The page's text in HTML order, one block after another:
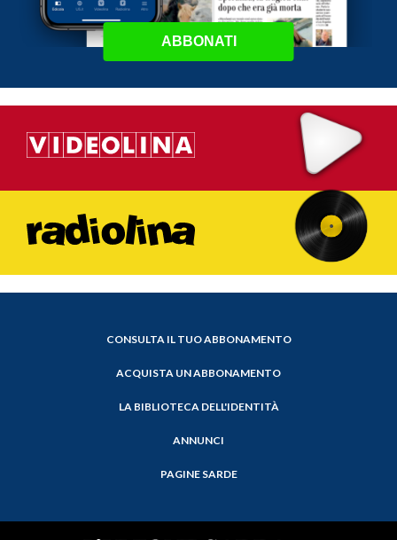
ABBONATI
CONSULTA IL TUO ABBONAMENTO
ACQUISTA UN ABBONAMENTO
LA BIBLIOTECA DELL'IDENTITÀ
ANNUNCI
PAGINE SARDE